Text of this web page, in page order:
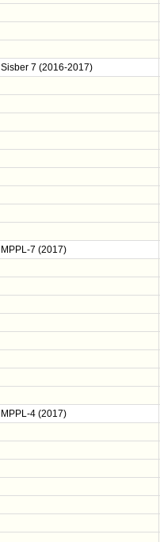
Sisber 7 (2016-2017)
MPPL-7 (2017)
MPPL-4 (2017)